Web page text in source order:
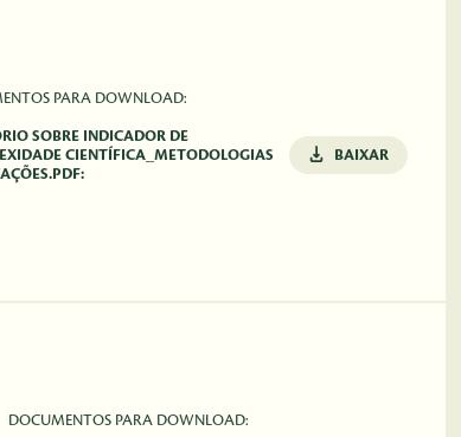
PARA DOWNLOAD:
SOBRE INDICADOR DE
CIENTÍFICA_METODOLOGIAS
BAIXAR
DOCUMENTOS PARA DOWNLOAD: